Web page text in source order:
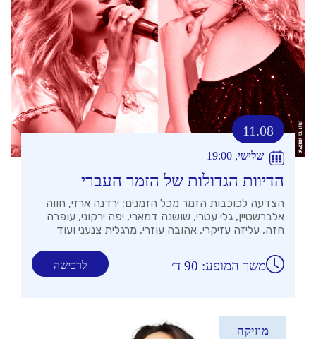
11.08
שלישי, 19:00
הדיוות הגדולות של הזמר העברי
הצדעה לכוכבות הזמר מכל הזמנים: ירדנה ארזי, חווה
אלברשטיין, גלי עטרי, שושנה דמארי, יפה ירקוני, עופרה
חזה, עליזה עזיקרי, אהובה עוזרי, מרגלית צנעני ועוד
לרכישה משך המופע: 90 ד׳
מוזיקה